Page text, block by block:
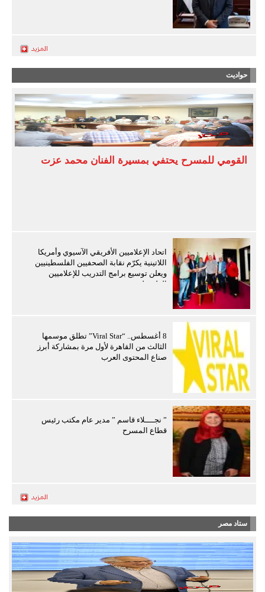
حواديت
القومي للمسرح يحتفي بمسيرة الفنان محمد عزت
اتحاد الإعلاميين الأفريقي الآسيوي وأمريكا
اللاتينية يكرّم نقابة الصحفيين الفلسطينيين
ويعلن توسيع برامج التدريب للإعلاميين
الفلسطينيين
8 أغسطس.. “Viral Star” تطلق موسمها
الثالث من القاهرة لأول مرة بمشاركة أبرز
صناع المحتوى العرب
” نجــــلاء قاسم ” مدير عام مكتب رئيس
قطاع المسرح
ستاد مصر